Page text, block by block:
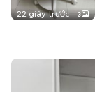
22 giây trước 3